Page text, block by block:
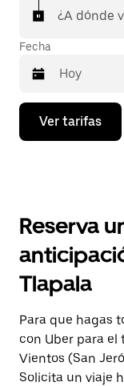
¿A dónde
Fecha
Presiona
flecha
el
y
selecciona
una
fecha.
Presiona
la
tecla Esc
para
cerrar
Ver tarifas
Reserva
Tlapala
Para que hagas
con Uber para el
Vientos (San
Solicita un viaje